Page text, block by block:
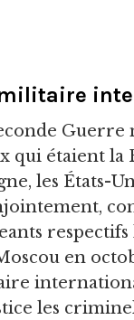
Guerre
qui étaient la
les États-
respectifs
en
les